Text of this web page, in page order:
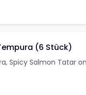
(6 Stück)
Spicy Salmon Tatar